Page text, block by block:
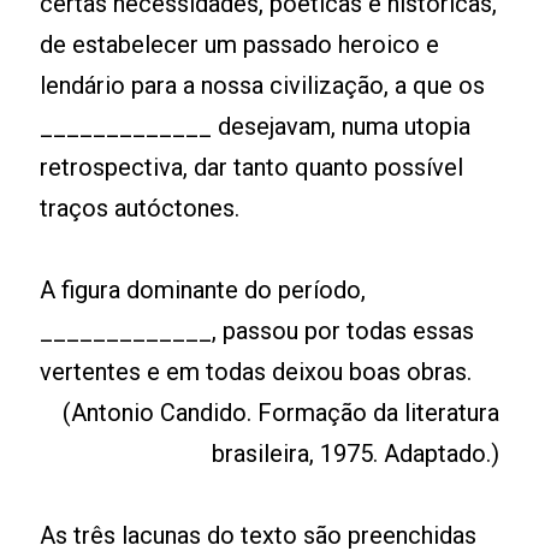
de estabelecer um passado heroico e
lendário para a nossa civilização, a que os
_____________ desejavam, numa utopia
retrospectiva, dar tanto quanto possível
traços autóctones.
A figura dominante do período,
_____________, passou por todas essas
vertentes e em todas deixou boas obras.
(Antonio Candido. Formação da literatura
brasileira, 1975. Adaptado.)
As três lacunas do texto são preenchidas